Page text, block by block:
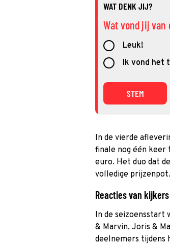
WAT DENK JIJ?
Wat vond jij van
Leuk!
Ik vond het
STEM
In de vierde
finale nog één keer
euro. Het duo dat
volledige prijzenpot.
Reacties van kijkers
In de seizoensstart
& Marvin, Joris &
deelnemers tijdens